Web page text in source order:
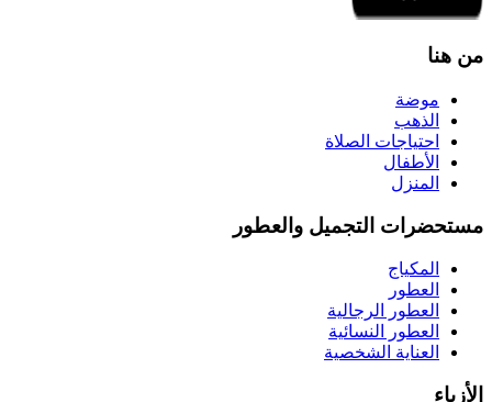
من هنا
موضة
الذهب
احتياجات الصلاة
الأطفال
المنزل
مستحضرات التجميل والعطور
المكياج
العطور
العطور الرجالية
العطور النسائية
العناية الشخصية
الأزياء